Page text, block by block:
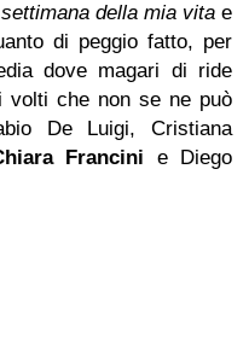
della mia vita e
di peggio fatto, per
dove magari di ride
volti che non se ne può
De Luigi, Cristiana
Francini e Diego